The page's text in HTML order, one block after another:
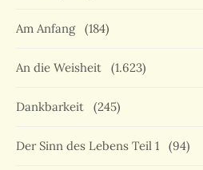
Am Anfang (184)
An die Weisheit (1.623)
Dankbarkeit (245)
Der Sinn des Lebens Teil 1 (94)